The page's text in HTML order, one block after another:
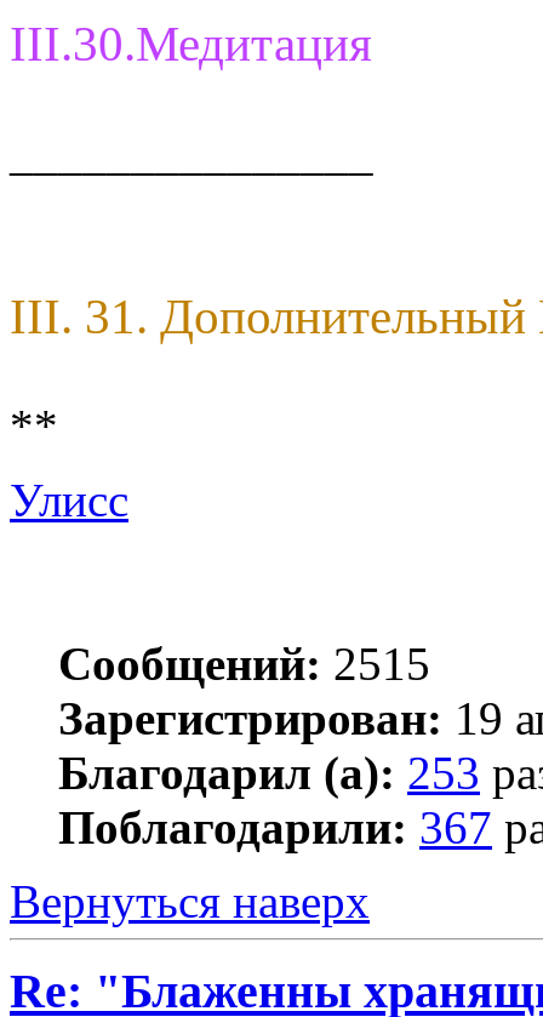
III.30.Медитация
III. 31.
**
Улисс
Сообщений: 2515
Зарегистрирован: 19
Благодарил (а): 253
Поблагодарили: 367
Вернуться наверх
Re: "Блаженны